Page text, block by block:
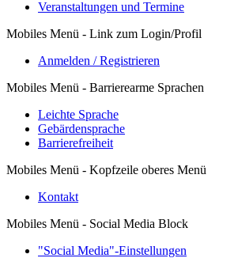
Veranstaltungen und Termine
Mobiles Menü - Link zum Login/Profil
Anmelden / Registrieren
Mobiles Menü - Barrierearme Sprachen
Leichte Sprache
Gebärdensprache
Barrierefreiheit
Mobiles Menü - Kopfzeile oberes Menü
Kontakt
Mobiles Menü - Social Media Block
"Social Media"-Einstellungen